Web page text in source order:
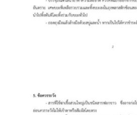
นะลาวิวรีสอร์ท
นาต้นบัวโฮมสเตย์
นาไผ่ปัววิว